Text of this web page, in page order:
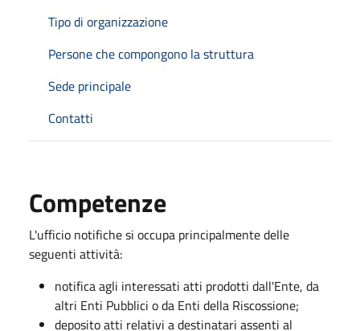
Tipo di organizzazione
Persone che compongono la struttura
Sede principale
Contatti
Competenze
L'ufficio notifiche si occupa principalmente delle
seguenti attività:
notifica agli interessati atti prodotti dall'Ente, da
altri Enti Pubblici o da Enti della Riscossione;
deposito atti relativi a destinatari assenti al